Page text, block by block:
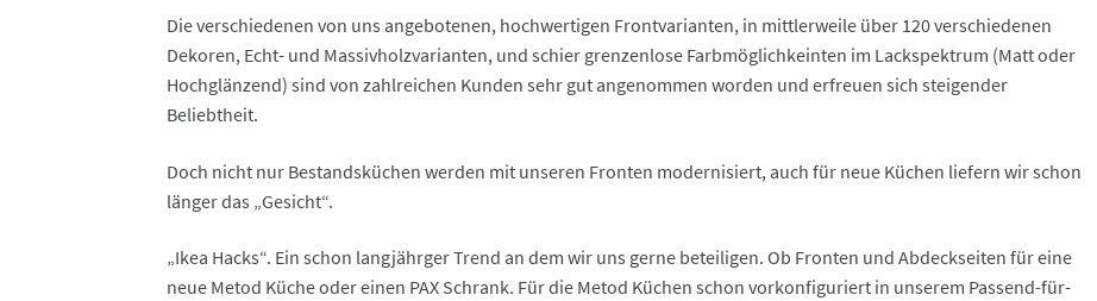
Die verschiedenen von uns angebotenen, hochwertigen Frontvarianten, in mittlerweile über 120 verschiedenen
Dekoren, Echt- und Massivholzvarianten, und schier grenzenlose Farbmöglichkeinten im Lackspektrum (Matt oder
Hochglänzend) sind von zahlreichen Kunden sehr gut angenommen worden und erfreuen sich steigender
Beliebtheit.
Doch nicht nur Bestandsküchen werden mit unseren Fronten modernisiert, auch für neue Küchen liefern wir schon
länger das „Gesicht“.
„Ikea Hacks“. Ein schon langjährger Trend an dem wir uns gerne beteiligen. Ob Fronten und Abdeckseiten für eine
neue Metod Küche oder einen PAX Schrank. Für die Metod Küchen schon vorkonfiguriert in unserem Passend-für-